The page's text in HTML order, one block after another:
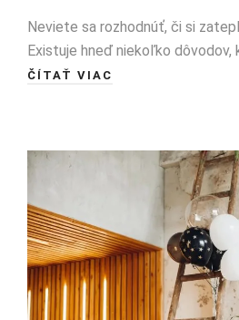
Neviete sa rozhodnúť, či si
Existuje hneď niekoľko dôvodov,
ČÍTAŤ VIAC